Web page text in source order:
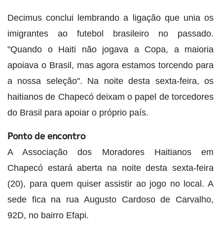
Decimus conclui lembrando a ligação que unia os
imigrantes ao futebol brasileiro no passado.
"Quando o Haiti não jogava a Copa, a maioria
apoiava o Brasil, mas agora estamos torcendo para
a nossa seleção". Na noite desta sexta-feira, os
haitianos de Chapecó deixam o papel de torcedores
do Brasil para apoiar o próprio país.
Ponto de encontro
A Associação dos Moradores Haitianos em
Chapecó estará aberta na noite desta sexta-feira
(20), para quem quiser assistir ao jogo no local. A
sede fica na rua Augusto Cardoso de Carvalho,
92D, no bairro Efapi.